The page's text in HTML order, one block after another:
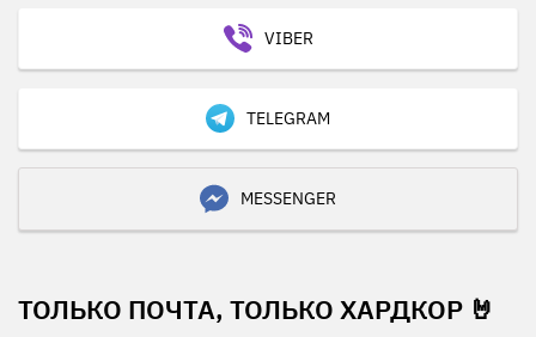
VIBER
TELEGRAM
MESSENGER
ТОЛЬКО ПОЧТА, ТОЛЬКО ХАРДКОР 🤘